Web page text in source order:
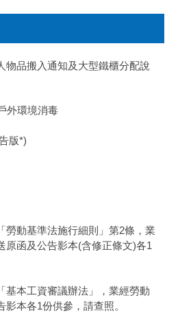
物品搬入通知及大型鐵櫃分配說
外環境消毒
版*)
勞動基準法施行細則」第2條，業
原函及公告影本(含修正條文)各1
基本工資審議辦法」，業經勞動
本各1份供參，請查照。